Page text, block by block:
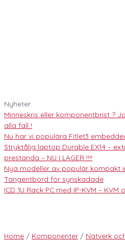
Nyheter
Minneskris eller komponentbrist ?
alla fall !
Nu har vi populära Fitlet3
Stryktålig laptop Durable EX14 –
prestanda – NU I LAGER !!!!
Nya modeller av populär kompakt
Tangentbord för synskadade
ICD 1U Rack PC med IP-KVM – KVM
Home / Komponenter / Nätverk